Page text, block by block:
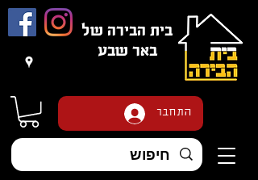
בית הבירה של
באר שבע
התחבר